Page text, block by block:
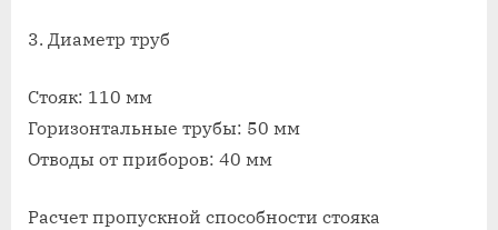
3. Диаметр труб
Стояк: 110 мм
Горизонтальные трубы: 50 мм
Отводы от приборов: 40 мм
Расчет пропускной способности стояка